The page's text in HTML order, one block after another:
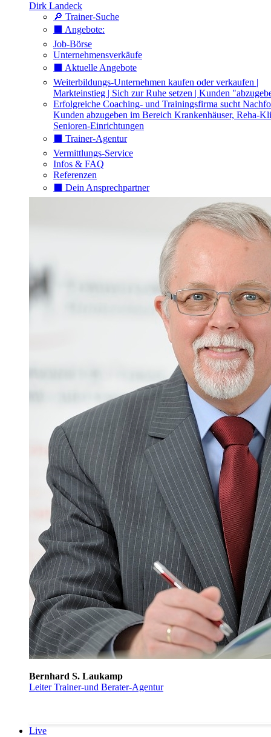
Dirk Landeck
🔎 Trainer-Suche
⬛️ Angebote:
Job-Börse
Unternehmensverkäufe
⬛️ Aktuelle Angebote
Weiterbildungs-Unternehmen kaufen oder verkaufen |
Markteinstieg | Sich zur Ruhe setzen | Kunden
Erfolgreiche Coaching- und Trainingsfirma sucht
Kunden abzugeben im Bereich Krankenhäuser, Reha-
Senioren-Einrichtungen
⬛️ Trainer-Agentur
Vermittlungs-Service
Infos & FAQ
Referenzen
⬛️ Dein Ansprechpartner
Bernhard S. Laukamp
Leiter Trainer-und Berater-Agentur
Live